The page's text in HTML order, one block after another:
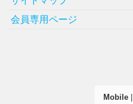
会員専用ページ
Mobile|